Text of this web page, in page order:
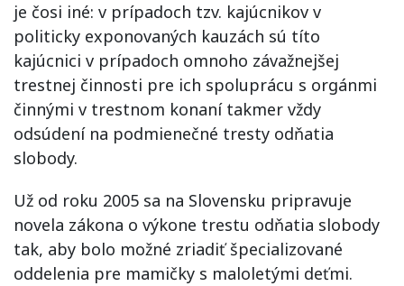
je čosi iné: v prípadoch tzv. kajúcnikov v
politicky exponovaných kauzách sú títo
kajúcnici v prípadoch omnoho závažnejšej
trestnej činnosti pre ich spoluprácu s orgánmi
činnými v trestnom konaní takmer vždy
odsúdení na podmienečné tresty odňatia
slobody.
Už od roku 2005 sa na Slovensku pripravuje
novela zákona o výkone trestu odňatia slobody
tak, aby bolo možné zriadiť špecializované
oddelenia pre mamičky s maloletými deťmi.